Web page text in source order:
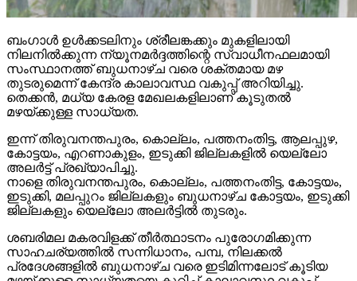
ബംഗാള്‍ ഉള്‍ക്കടലിനും ശ്രീലങ്കക്കും മുകളിലായി
നിലനില്‍ക്കുന്ന ന്യൂനമര്‍ദ്ദത്തിന്റെ സ്വാധീനഫലമായി
സംസ്ഥാനത്ത് ബുധനാഴ്ച വരെ ശക്തമായ മഴ
തുടരുമെന്ന് കേന്ദ്ര കാലാവസ്ഥ വകുപ്പ് അറിയിച്ചു.
തെക്കന്‍, മധ്യ കേരള മേഖലകളിലാണ് കൂടുതല്‍
മഴയ്ക്കുള്ള സാധ്യത.
ഇന്ന് തിരുവനന്തപുരം, കൊല്ലം, പത്തനംതിട്ട, ആലപ്പുഴ,
കോട്ടയം, എറണാകുളം, ഇടുക്കി ജില്ലകളില്‍ യെല്ലോ
അലര്‍ട്ട് പ്രഖ്യാപിച്ചു.
നാളെ തിരുവനന്തപുരം, കൊല്ലം, പത്തനംതിട്ട, കോട്ടയം,
ഇടുക്കി, മലപ്പുറം ജില്ലകളും ബുധനാഴ്ച കോട്ടയം, ഇടുക്കി
ജില്ലകളും യെല്ലോ അലര്‍ട്ടില്‍ തുടരും.
ശബരിമല മകരവിളക്ക് തീര്‍ത്ഥാടനം പുരോഗമിക്കുന്ന
സാഹചര്യത്തില്‍ സന്നിധാനം, പമ്പ, നിലക്കല്‍
പ്രദേശങ്ങളില്‍ ബുധനാഴ്ച വരെ ഇടിമിന്നലോട് കൂടിയ